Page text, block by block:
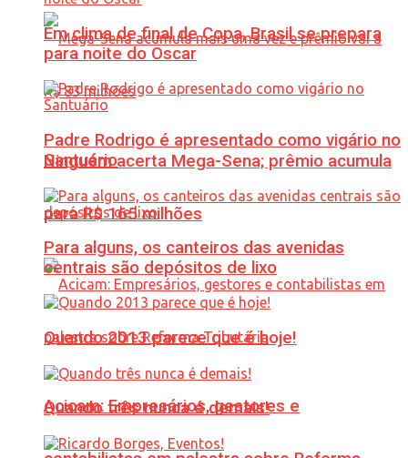
Ninguém acerta Mega-Sena; prêmio acumula
para R$ 165 milhões
Acicam: Empresários, gestores e
Em clima de final de Copa, Brasil se prepara
para noite do Oscar
Padre Rodrigo é apresentado como vigário no
Santuário
Para alguns, os canteiros das avenidas
centrais são depósitos de lixo
Quando 2013 parece que é hoje!
Quando três nunca é demais!